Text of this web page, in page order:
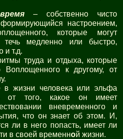
– собственно чисто
настроением,
которые могут
течь медленно или быстро,
и т.д.
труда и отдыха, которые
Воплощенного к другому, от
в жизни человека или эльфа
от того, какое он имеет
вневременного и
что он знает об этом. И,
ли в него попасть, имеет ли
в своей временной жизни.